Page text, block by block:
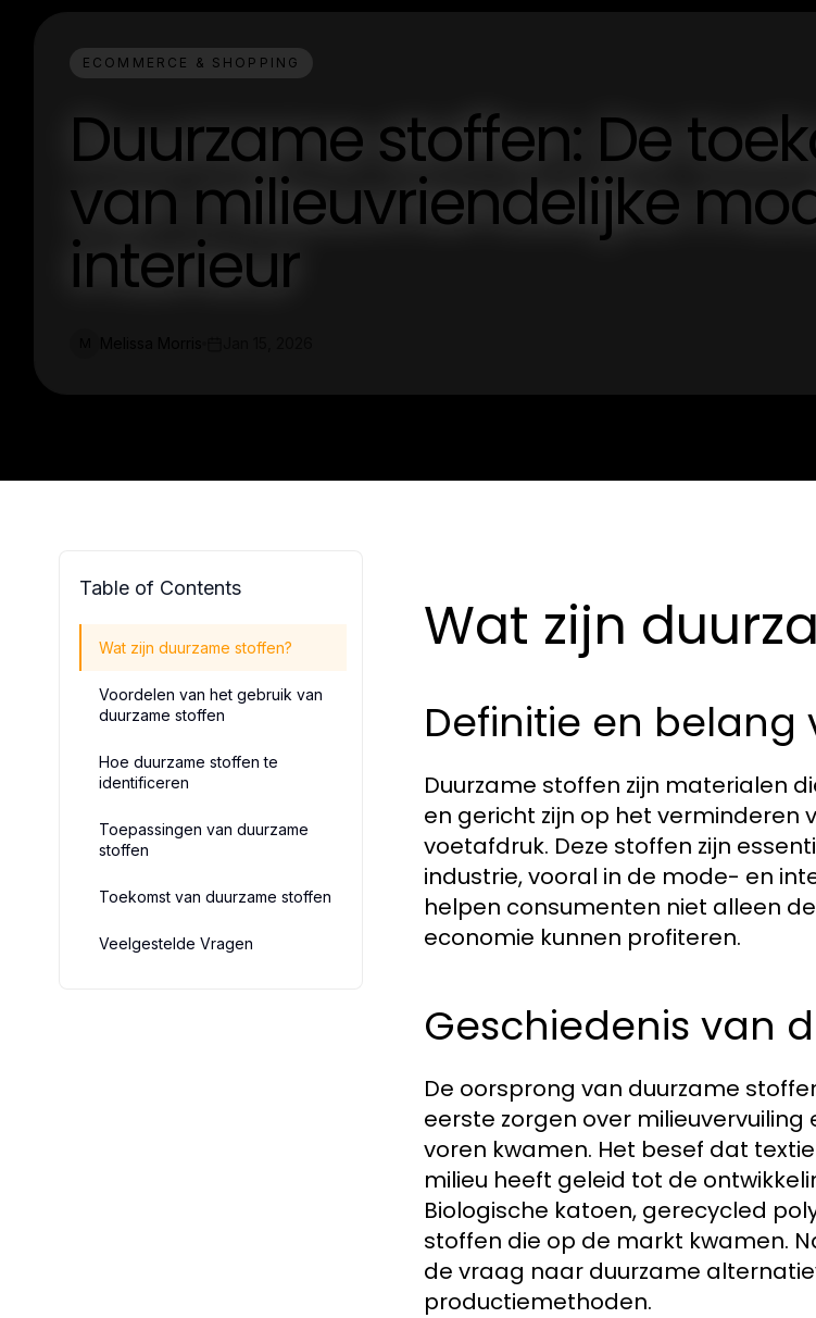
ECOMMERCE & SHOPPING
Duurzame stoffen: De
van milieuvriendelijke
interieur
Table of Contents
Wat zijn duurzame stoffen?
Voordelen van het gebruik van
duurzame stoffen
Hoe duurzame stoffen te
identificeren
Toepassingen van duurzame
stoffen
Toekomst van duurzame stoffen
Veelgestelde Vragen
Wat zijn
Definitie en
Duurzame stoffen zijn materialen
en gericht zijn op het verminderen
voetafdruk. Deze stoffen zijn
industrie, vooral in de mode- en
helpen consumenten niet alleen
economie kunnen profiteren.
Geschiedenis van
De oorsprong van duurzame
eerste zorgen over
voren kwamen. Het besef dat
milieu heeft geleid tot de
Biologische katoen, gerecycled
stoffen die op de markt kwamen.
de vraag naar duurzame
productiemethoden.